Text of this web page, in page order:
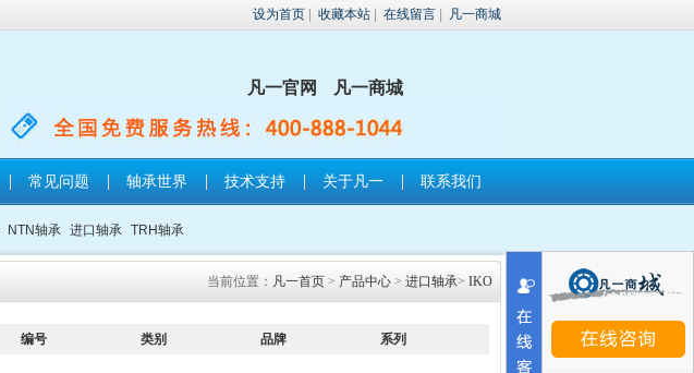
设为首页 收藏本站 在线留言 凡一商城
凡一官网 凡一商城
常见问题 轴承世界 技术支持 关于凡一 联系我们
NTN轴承 进口轴承 TRH轴承
当前位置： 凡一首页 > 产品中心 > 进口轴承> IKO
编号 类别 品牌 系列